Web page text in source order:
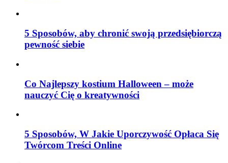
5 Sposobów, aby chronić swoją przedsiębiorczą
pewność siebie
Co Najlepszy kostium Halloween – może
nauczyć Cię o kreatywności
5 Sposobów, W Jakie Uporczywość Opłaca Się
Twórcom Treści Online